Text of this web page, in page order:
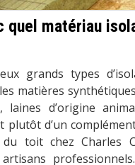
quel matériau
grands types
matières
laines d’origine
d’un
toit chez Charles